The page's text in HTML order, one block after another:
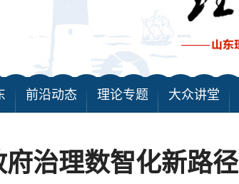
前沿动态 理论专题 大众讲堂
治理数智化新路径